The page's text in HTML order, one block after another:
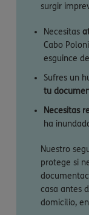
surgir
Necesitas
Cabo
esguince
Sufres un
tu
Necesitas
ha
Nuestro
protege si
casa antes
domicilio,